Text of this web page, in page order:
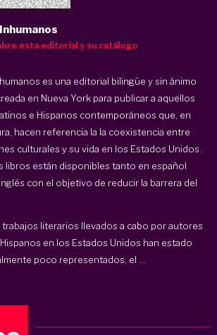
esta editorial y su catálogo
es una editorial bilingüe y sin ánimo
en Nueva York para publicar a aquellos
e Hispanos contemporáneos que, en
hacen referencia la la coexistencia entre
culturales y su vida en los Estados Unidos.
libros están disponibles tanto en español
con el objetivo de reducir la barrera del
trabajos literarios llevados a cabo por autores
en los Estados Unidos han estado
poco representados, el ...